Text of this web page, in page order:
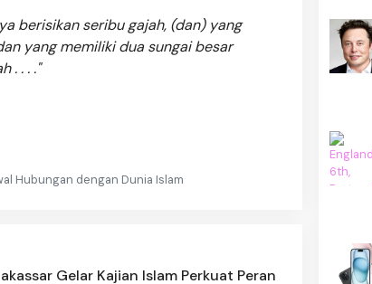
berisikan seribu gajah, (dan) yang
yang memiliki dua sungai besar
. . . ."
Hubungan dengan Dunia Islam
Gelar Kajian Islam Perkuat Peran